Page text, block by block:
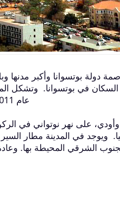
عام 2011.
ويوجد في المدينة مطار
الشرقي المحيطة بها.